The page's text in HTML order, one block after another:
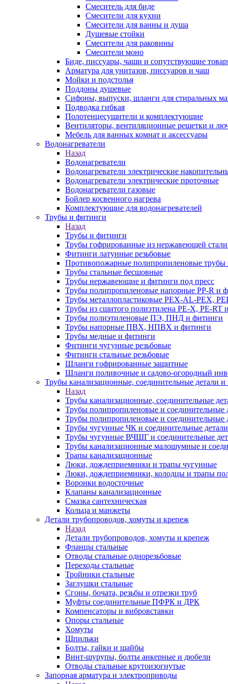
Смеситель для биде
Смесители для кухни
Смесители для ванны и душа
Душевые стойки
Смесители для раковины
Смесители моно
Биде, писсуары, чаши и сопутствующие
Арматура для унитазов, писсуаров и чаш
Мойки и подстолья
Поддоны душевые
Сифоны, выпуски, шланги для стиральных
Подводка гибкая
Полотенцесушители и комплектующие
Вентиляторы, вентиляционные решетки и
Мебель для ванных комнат и аксессуары
Водонагреватели
Назад
Водонагреватели
Водонагреватели электрические
Водонагреватели электрические проточные
Водонагреватели газовые
Бойлер косвенного нагрева
Комплектующие для водонагревателей
Трубы и фитинги
Назад
Трубы и фитинги
Трубы гофрированные из нержавеющей
Фитинги латунные резьбовые
Противопожарные полипропиленовые
Трубы стальные бесшовные
Трубы нержавеющие и фитинги под пресс
Трубы полипропиленовые напорные PP-R и
Трубы металлопластиковые PEX-AL-PEX,
Трубы из сшитого полиэтилена PE-X, PE-RT
Трубы полиэтиленовые ПЭ, ПНД и фитинги
Трубы напорные ПВХ, НПВХ и фитинги
Трубы медные и фитинги
Фитинги чугунные резьбовые
Фитинги стальные резьбовые
Шланги гофрированные защитные
Шланги поливочные и садово-огородный
Трубы канализационные, соединительные детали и
Назад
Трубы канализационные, соединительные
Трубы полипропиленовые и соединительные
Трубы полипропиленовые и соединительные
Трубы чугунные ЧК и соединительные детали
Трубы чугунные ВЧШГ и соединительные
Трубы канализационные малошумные и
Трапы канализационные
Люки, дождеприемники и трапы чугунные
Люки, дождеприемники, колодцы и трапы
Воронки водосточные
Клапаны канализационные
Смазка сантехническая
Кольца и манжеты
Детали трубопроводов, хомуты и крепеж
Назад
Детали трубопроводов, хомуты и крепеж
Фланцы стальные
Отводы стальные однорезьбовые
Переходы стальные
Тройники стальные
Заглушки стальные
Сгоны, бочата, резьбы и отрезки труб
Муфты соединительные ПФРК и ДРК
Компенсаторы и вибровставки
Опоры стальные
Хомуты
Шпильки
Болты, гайки и шайбы
Винт-шурупы, болты анкерные и дюбели
Отводы стальные крутоизогнутые
Запорная арматура и электроприводы